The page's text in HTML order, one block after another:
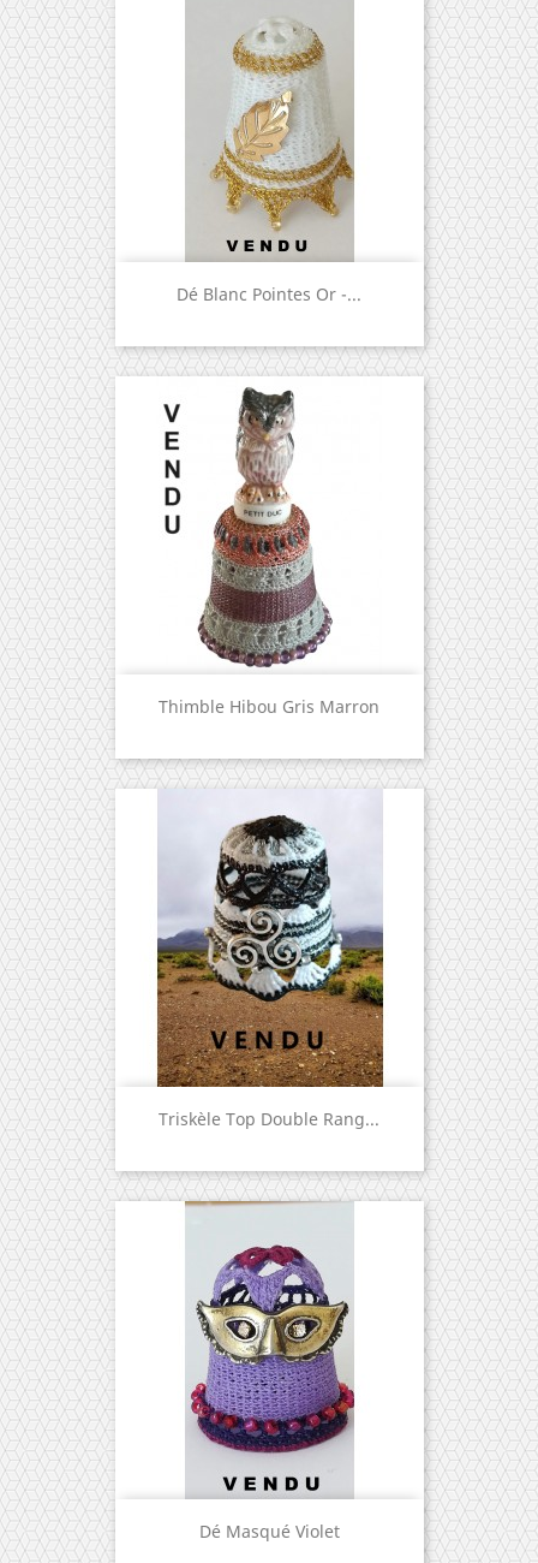
Dé Blanc Pointes Or -...
Thimble Hibou Gris Marron
Triskèle Top Double Rang...
Dé Masqué Violet